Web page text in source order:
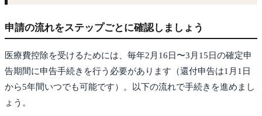
申請の流れをステップごとに確認しましょう
医療費控除を受けるためには、毎年2月16日〜3月15日の確定申
告期間に申告手続きを行う必要があります（還付申告は1月1日
から5年間いつでも可能です）。以下の流れで手続きを進めまし
ょう。